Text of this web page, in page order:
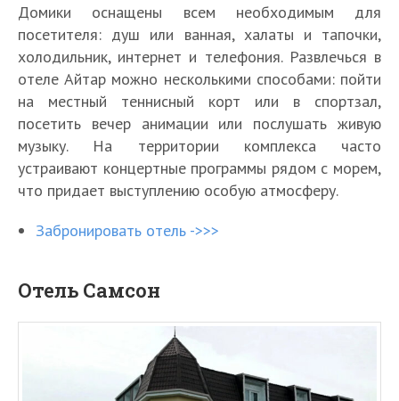
Домики оснащены всем необходимым для
посетителя: душ или ванная, халаты и тапочки,
холодильник, интернет и телефония. Развлечься в
отеле Айтар можно несколькими способами: пойти
на местный теннисный корт или в спортзал,
посетить вечер анимации или послушать живую
музыку. На территории комплекса часто
устраивают концертные программы рядом с морем,
что придает выступлению особую атмосферу.
Забронировать отель ->>>
Отель Самсон